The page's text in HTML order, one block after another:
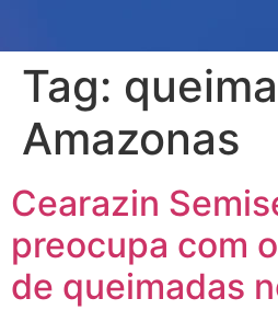
Tag:
Amazonas
Cearazin
preocupa com
de queimadas